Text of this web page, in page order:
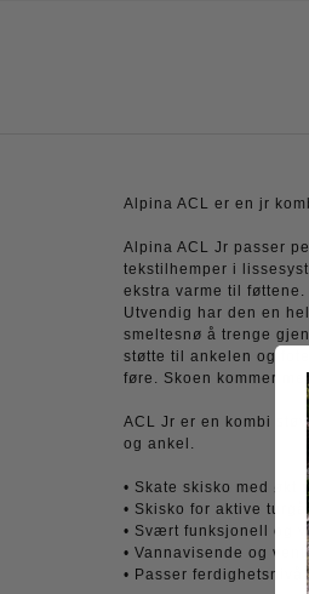
Alpina ACL er en jr
Alpina ACL Jr passer
tekstilhemper i
ekstra varme til føttene.
Utvendig har den en
smeltesnø å trenge
støtte til ankelen og
føre. Skoen kommer
ACL Jr er en kombi
og ankel.
• Skate skisko med økt
• Skisko for aktive
• Svært funksjonell og
• Vannavisende og
• Passer